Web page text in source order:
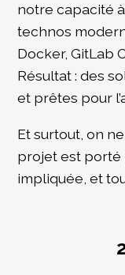
notre capacité
technos
Docker, GitLab
Résultat : des
et prêtes pour
Et surtout, on
projet est porté
impliquée, et